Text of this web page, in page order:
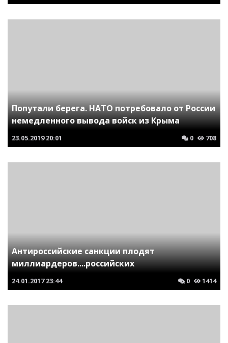
Попутали берега. НАТО потребовало от России
немедленного вывода войск из Крыма
23.05.2019 20:01 0 708
Антироссийские санкции плодят
миллиардеров....российских
24.01.2017 23:44 0 1414